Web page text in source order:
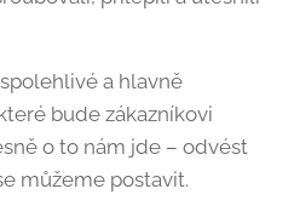
a hlavně
bude zákazníkovi
o to nám jde – odvést
můžeme postavit. 💪